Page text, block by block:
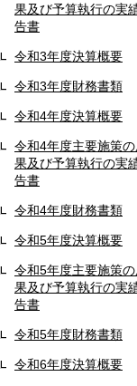
果及び予算執行の実
告書
令和3年度決算概要
令和3年度財務書類
令和4年度決算概要
令和4年度主要施策
果及び予算執行の実
告書
令和4年度財務書類
令和5年度決算概要
令和5年度主要施策
果及び予算執行の実
告書
令和5年度財務書類
令和6年度決算概要